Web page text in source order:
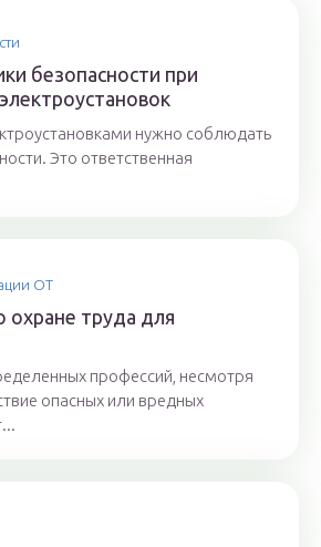
безопасности при
нужно соблюдать
Это ответственная
ОТ
охране труда для
профессий, несмотря
опасных или вредных